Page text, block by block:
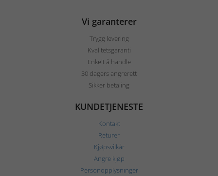
Vi garanterer
Trygg levering
Kvalitetsgaranti
Enkelt å handle
30 dagers angrerett
Sikker betaling
KUNDETJENESTE
Kontakt
Returer
Kjøpsvilkår
Angre kjøp
Personopplysninger